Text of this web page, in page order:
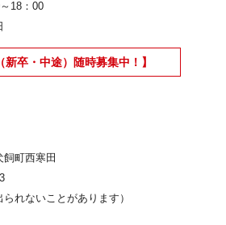
18：00
新卒・中途）随時募集中！】
町西寒田
られないことがあります）